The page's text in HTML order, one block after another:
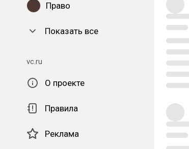
Право
Показать все
vc.ru
О проекте
Правила
Реклама